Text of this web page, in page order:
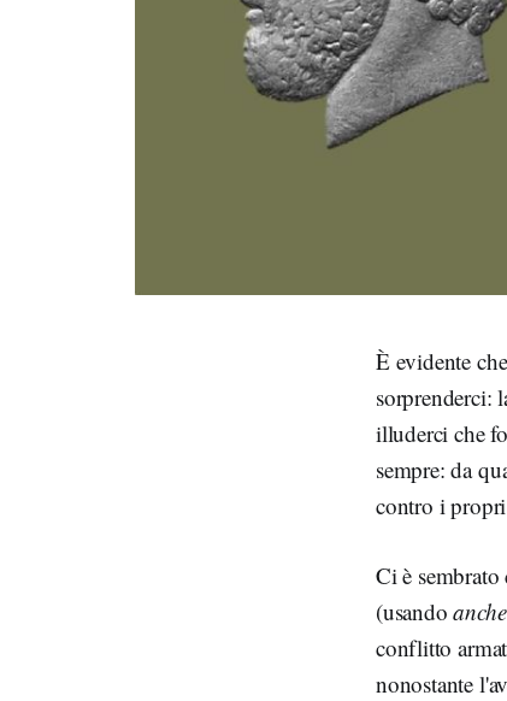
È evidente
sorprenderci:
illuderci che
sempre: da
contro i
Ci è
(usandoanche
conflitto
nonostante